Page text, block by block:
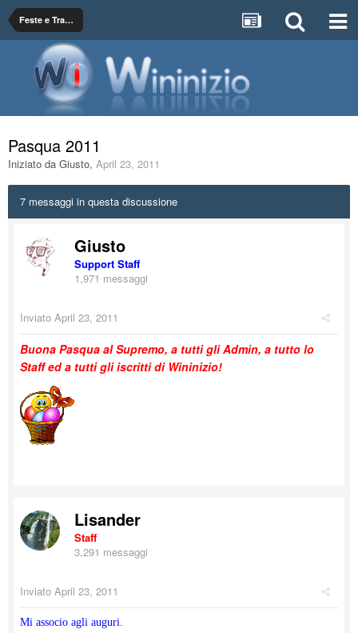
Feste e Tradizioni
Pasqua 2011
Iniziato da Giusto, April 23, 2011
7 messaggi in questa discussione
Giusto
Support Staff
1,971 messaggi
Inviato April 23, 2011
Buona Pasqua al Supremo, a tutti gli Admin, a tutto lo
Staff ed a tutti gli iscritti di Wininizio!
Lisander
Staff
3,291 messaggi
Inviato April 23, 2011
Mi associo agli auguri.